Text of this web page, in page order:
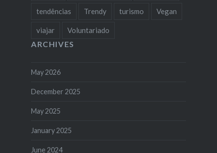
tendências Trendy turismo Vegan
viajar Voluntariado
ARCHIVES
May 2026
December 2025
May 2025
January 2025
June 2024